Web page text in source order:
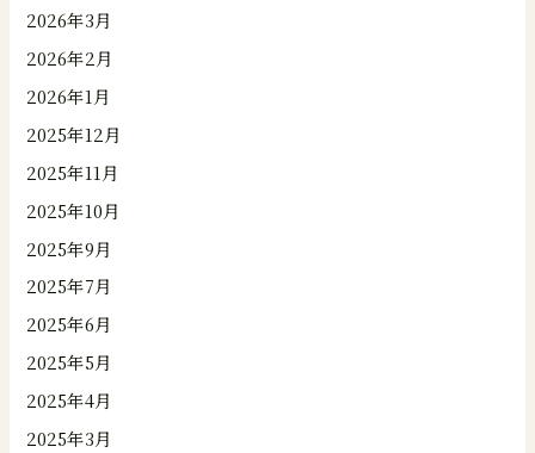
2026年3月
2026年2月
2026年1月
2025年12月
2025年11月
2025年10月
2025年9月
2025年7月
2025年6月
2025年5月
2025年4月
2025年3月